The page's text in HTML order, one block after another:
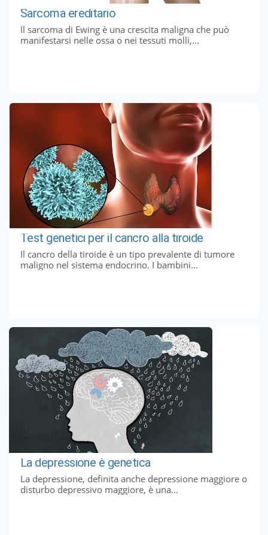
Sarcoma ereditario
Il sarcoma di Ewing è una crescita maligna che può
manifestarsi nelle ossa o nei tessuti molli,...
Test genetici per il cancro alla tiroide
Il cancro della tiroide è un tipo prevalente di tumore
maligno nel sistema endocrino. I bambini...
La depressione è genetica
La depressione, definita anche depressione maggiore o
disturbo depressivo maggiore, è una...